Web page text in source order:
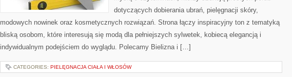
dotyczących dobierania ubrań, pielęgnacji skóry,
modowych nowinek oraz kosmetycznych rozwiązań. Strona łączy inspiracyjny ton z tematyką
bliską osobom, które interesują się modą dla pełniejszych sylwetek, kobiecą elegancją i
indywidualnym podejściem do wyglądu. Polecamy Bielizna i […]
CATEGORIES: PIELĘGNACJA CIAŁA I WŁOSÓW